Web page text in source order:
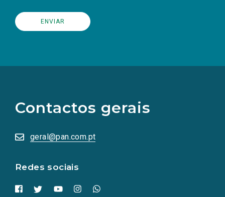
Contactos gerais
geral@pan.com.pt
Redes sociais
redes
sociais
numa
nova